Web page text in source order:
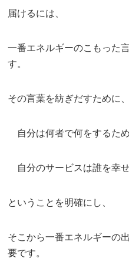
届けるには、
一番エネルギーのこもった
す。
その言葉を紡ぎだすために、
自分は何者で何をするた
自分のサービスは誰を幸
ということを明確にし、
そこから一番エネルギーの
要です。